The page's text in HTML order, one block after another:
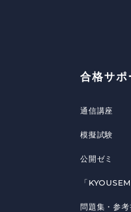
合格サポ
通信講座
模擬試験
公開ゼミ
「
問題集・参考